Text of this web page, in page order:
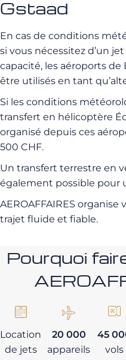
Gstaad
En cas de conditions
si vous nécessitez d’un
capacité, les aéroports
être utilisés en tant
Si les conditions
transfert en hélicoptère
organisé depuis ces
500 CHF.
Un transfert terrestre en
également possible pour
AEROAFFAIRES
trajet fluide et fiable.
Pourquoi
Location
de jets
20 000
appareils
45
vols